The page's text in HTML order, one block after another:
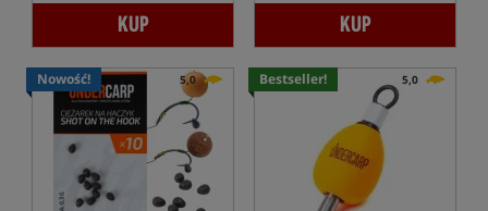
KUP KUP
Nowość! 5,0 Bestseller! 5,0